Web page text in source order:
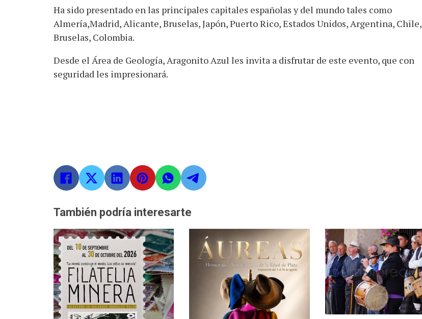
Ha sido presentado en las principales capitales españolas y del mundo tales como
Almería,Madrid, Alicante, Bruselas, Japón, Puerto Rico, Estados Unidos, Argentina, Chile,
Bruselas, Colombia.
Desde el Área de Geología, Aragonito Azul les invita a disfrutar de este evento, que con
seguridad les impresionará.
También podría interesarte